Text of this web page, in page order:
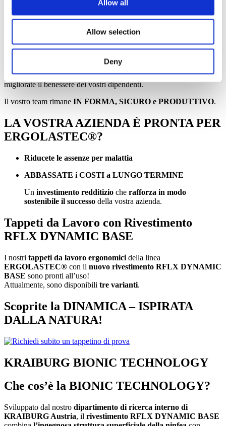
Allow all
Allow selection
Deny
MENO ASSENZE, PIÙ PRODUTTIVITÀ
la nuova generazione di tappeti da
lavoro ERGOLASTEC®, ottimizzate la giornata lavorativa e
migliorate il benessere dei vostri dipendenti.
Il vostro team rimane IN FORMA, SICURO e PRODUTTIVO.
LA VOSTRA AZIENDA È PRONTA PER
ERGOLASTEC®?
Riducete le assenze per malattia
ABBASSATE i COSTI a LUNGO TERMINE
Un investimento redditizio che rafforza in modo
sostenibile il successo della vostra azienda.
Tappeti da Lavoro con Rivestimento
RFLX DYNAMIC BASE
I nostri tappeti da lavoro ergonomici della linea
ERGOLASTEC® con il nuovo rivestimento RFLX DYNAMIC
BASE sono pronti all’uso!
Attualmente, sono disponibili tre varianti.
Scoprite la DINAMICA – ISPIRATA
DALLA NATURA!
KRAIBURG BIONIC TECHNOLOGY
Che cos’è la BIONIC TECHNOLOGY?
Sviluppato dal nostro dipartimento di ricerca interno di
KRAIBURG Austria, il rivestimento RFLX DYNAMIC BASE